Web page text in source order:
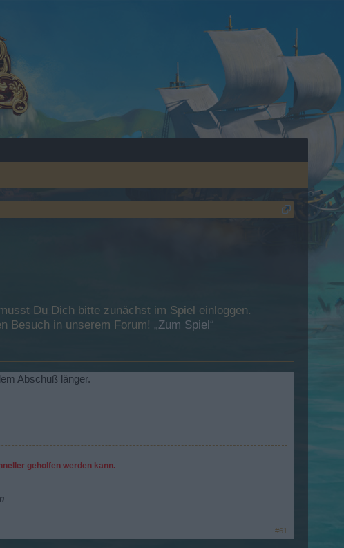
Du Dich bitte zunächst im Spiel einloggen.
Besuch in unserem Forum! „Zum Spiel“
Abschuß länger.
geholfen werden kann.
#61